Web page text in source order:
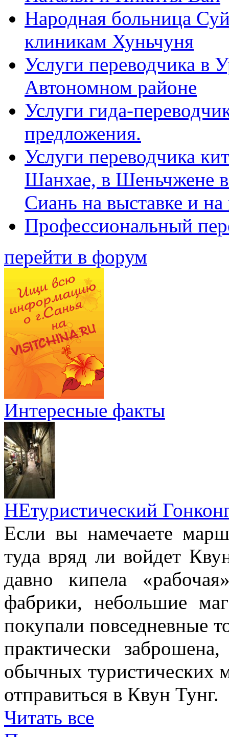
Народная больница
клиникам Хуньчуня
Услуги переводчика в
Автономном районе
Услуги гида-
предложения.
Услуги переводчика
Шанхае, в Шеньчжене
Сиань на выставке и
Профессиональный
перейти в форум
Интересные факты
НЕтуристический
Если вы намечаете
туда вряд ли войдет
давно кипела
фабрики, небольшие
покупали повседневные
практически
обычных туристических
отправиться в Квун Тунг.
Читать все